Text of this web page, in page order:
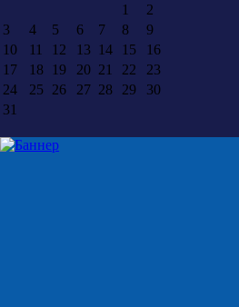
1
2
3
4 5 6 7 8
9
10
11 12 13 14 15
16
17
18 19 20 21 22
23
24
25 26 27 28 29
30
31